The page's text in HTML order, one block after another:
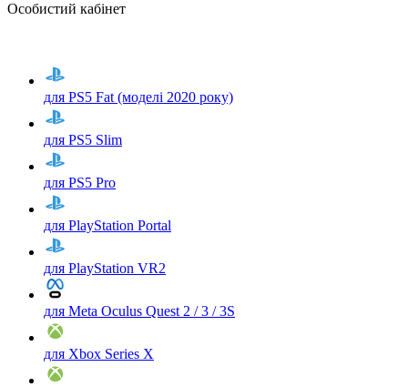
Особистий кабінет
для PS5 Fat (моделі 2020 року)
для PS5 Slim
для PS5 Pro
для PlayStation Portal
для PlayStation VR2
для Meta Oculus Quest 2 / 3 / 3S
для Xbox Series X